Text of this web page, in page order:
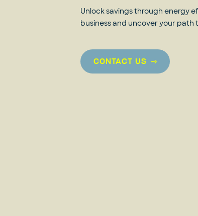
Unlock savings through energy
business and uncover your
CONTACT US